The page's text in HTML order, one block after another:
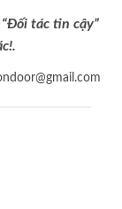
tác tin cậy”